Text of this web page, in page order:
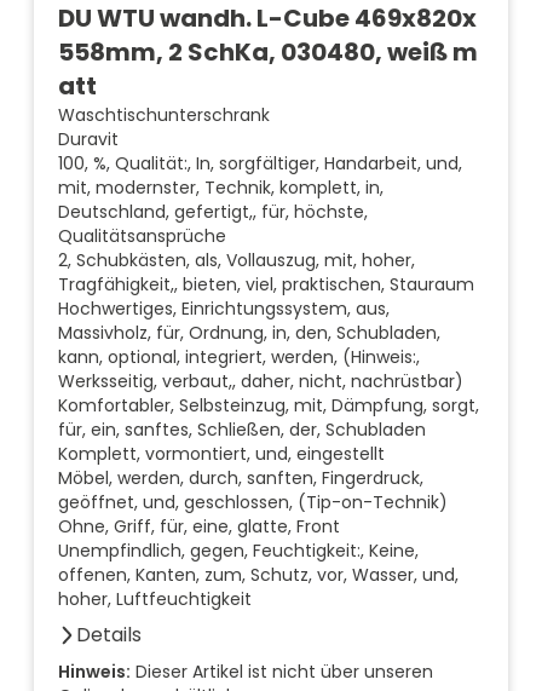
DU WTU wandh. L-Cube 469x820x
558mm, 2 SchKa, 030480, weiß m
att
Waschtischunterschrank
Duravit
100, %, Qualität:, In, sorgfältiger, Handarbeit, und,
mit, modernster, Technik, komplett, in,
Deutschland, gefertigt,, für, höchste,
Qualitätsansprüche
2, Schubkästen, als, Vollauszug, mit, hoher,
Tragfähigkeit,, bieten, viel, praktischen, Stauraum
Hochwertiges, Einrichtungssystem, aus,
Massivholz, für, Ordnung, in, den, Schubladen,
kann, optional, integriert, werden, (Hinweis:,
Werksseitig, verbaut,, daher, nicht, nachrüstbar)
Komfortabler, Selbsteinzug, mit, Dämpfung, sorgt,
für, ein, sanftes, Schließen, der, Schubladen
Komplett, vormontiert, und, eingestellt
Möbel, werden, durch, sanften, Fingerdruck,
geöffnet, und, geschlossen, (Tip-on-Technik)
Ohne, Griff, für, eine, glatte, Front
Unempfindlich, gegen, Feuchtigkeit:, Keine,
offenen, Kanten, zum, Schutz, vor, Wasser, und,
hoher, Luftfeuchtigkeit
Details
Anzahl der Fächer (Stück)
Hinweis: Dieser Artikel ist nicht über unseren